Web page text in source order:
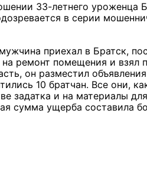
33-летнего уроженца
в серии
приехал в Братск,
ремонт помещения и взял
он разместил
10 братчан. Все они,
задатка и на материалы
сумма ущерба составила